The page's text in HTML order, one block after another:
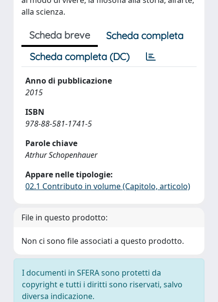
alla scienza.
Scheda breve
Scheda completa
Scheda completa (DC)
Anno di pubblicazione
2015
ISBN
978-88-581-1741-5
Parole chiave
Atrhur Schopenhauer
Appare nelle tipologie:
02.1 Contributo in volume (Capitolo, articolo)
File in questo prodotto:
Non ci sono file associati a questo prodotto.
I documenti in SFERA sono protetti da
copyright e tutti i diritti sono riservati, salvo
diversa indicazione.